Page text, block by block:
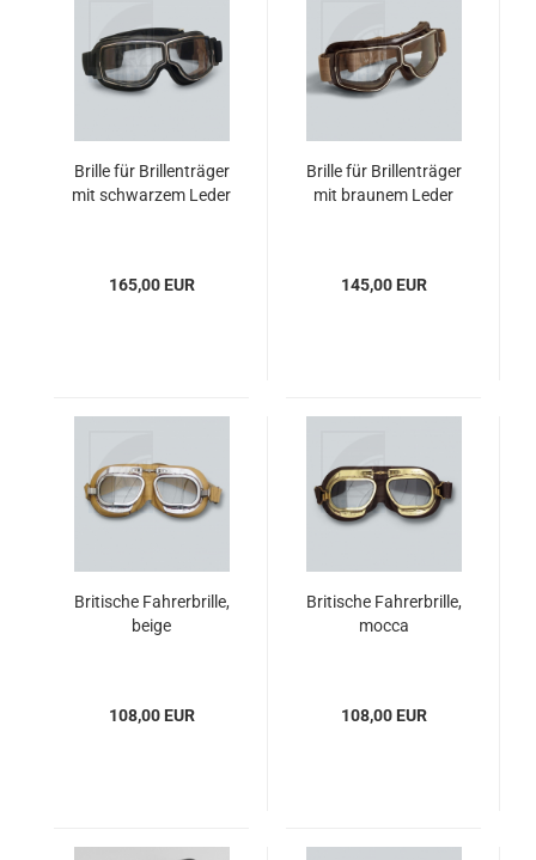
Brille für Brillenträger
mit schwarzem Leder
165,00 EUR
Brille für Brillenträger
mit braunem Leder
145,00 EUR
Britische Fahrerbrille,
beige
108,00 EUR
Britische Fahrerbrille,
mocca
108,00 EUR